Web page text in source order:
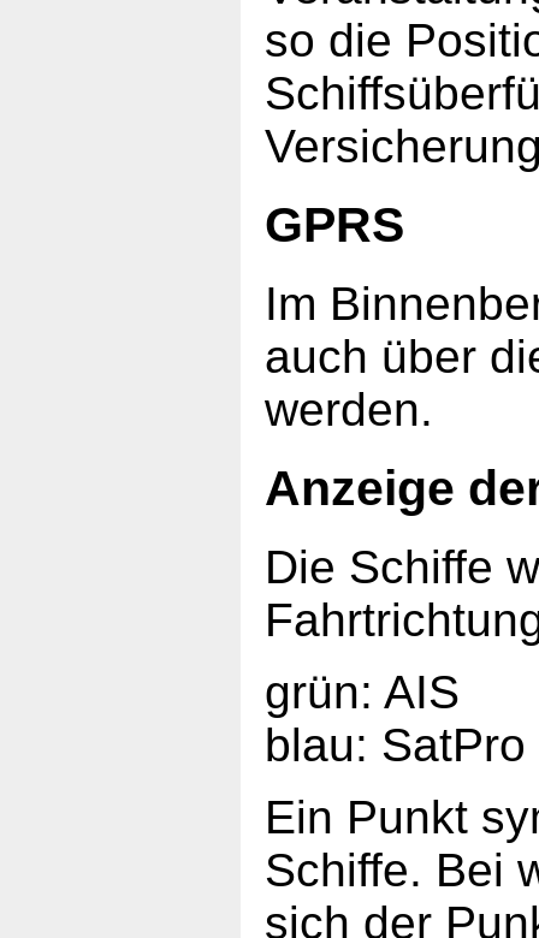
so die
GPRS
Im
auch über
werden.
Anzeige
Die Schiffe
grün: AIS
blau:
Ein Punkt
Schiffe. Bei
sich der